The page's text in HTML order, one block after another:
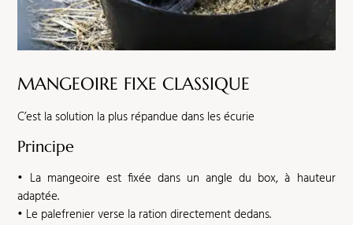
MANGEOIRE FIXE CLASSIQUE
C’est la solution la plus répandue dans les écurie
Principe
• La mangeoire est fixée dans un angle du box, à hauteur
adaptée.
• Le palefrenier verse la ration directement dedans.